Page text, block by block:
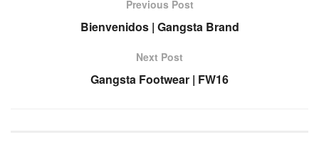
Previous Post
Bienvenidos | Gangsta Brand
Next Post
Gangsta Footwear | FW16